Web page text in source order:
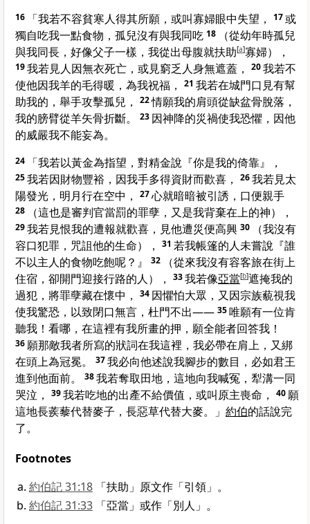
16 「我若不容貧寒人得其所願，或叫寡婦眼中失望， 17或
獨自吃我一點食物，孤兒沒有與我同吃 18
（從幼年時孤兒
與我同長，好像父子一樣，我從出母腹就扶助[a]寡婦），
19我若見人因無衣死亡，或見窮乏人身無遮蓋， 20我若不
使他因我羊的毛得暖，為我祝福，
21 我若在城門口見有幫
助我的，舉手攻擊孤兒，
22情願我的肩頭從缺盆骨脫落，
我的膀臂從羊矢骨折斷。
23 因神降的災禍使我恐懼，因他
的威嚴我不能妄為。
24 「我若以黃金為指望，對精金說『你是我的倚靠』，
25我若因財物豐裕，因我手多得資財而歡喜， 26我若見太
陽發光，明月行在空中，
27心就暗暗被引誘，口便親手
28 （這也是審判官當罰的罪孽，又是我背棄在上的神），
29我若見恨我的遭報就歡喜，見他遭災便高興 30
（我沒有
容口犯罪，咒詛他的生命），
31 若我帳篷的人未嘗說『誰
不以主人的食物吃飽呢？』
32
（從來我沒有容客旅在街上
住宿，卻開門迎接行路的人），
33我若像亞當[b]遮掩我的
過犯，將罪孽藏在懷中，
34 因懼怕大眾，又因宗族藐視我
使我驚恐，以致閉口無言，杜門不出—— 35唯願有一位肯
聽我！看哪，在這裡有我所畫的押，願全能者回答我！
36願那敵我者所寫的狀詞在我這裡，我必帶在肩上，又綁
在頭上為冠冕。
37我必向他述說我腳步的數目，必如君王
進到他面前。
38我若奪取田地，這地向我喊冤，犁溝一同
哭泣，
39我若吃地的出產不給價值，或叫原主喪命， 40願
這地長蒺藜代替麥子，長惡草代替大麥。」 約伯的話說完
了。
Footnotes
約伯記 31:18 「扶助」原文作「引領」。
約伯記 31:33 「亞當」或作「別人」。